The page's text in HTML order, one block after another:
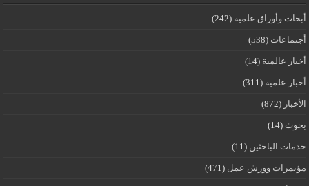
أبحاث وأوراق علمية (242)
أجتماعات (538)
أخبار عالمية (14)
أخبار علمية (311)
الأخبار (872)
بحوث (14)
خدمات الباحثين (11)
مؤتمرات وورش عمل (471)